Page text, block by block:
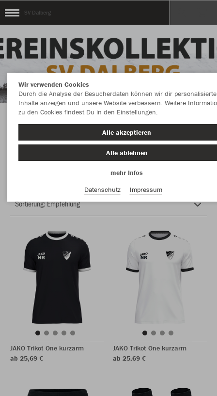
SV Dalberg
Herzlich Willkommen im Teamshop SV Dalberg
Farbe
JAKO Trikot One kurzarm
ab 25,69 €
JAKO Trikot One kurzarm
ab 25,69 €
Wir verwenden Cookies
Durch die Analyse der Besucherdaten können wir dir personalisierte
Inhalte anzeigen und unsere Website verbessern. Weitere
zu den Cookies findest Du in den Einstellungen.
Alle akzeptieren
Alle ablehnen
mehr Infos
Datenschutz
Impressum